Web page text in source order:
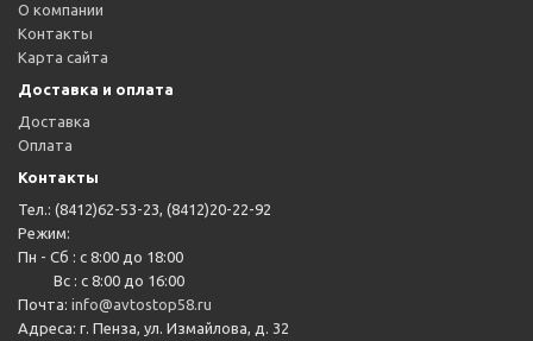
О компании
Контакты
Карта сайта
Доставка и оплата
Доставка
Оплата
Контакты
Тел.: (8412)62-53-23, (8412)20-22-92
Режим:
Пн - Сб : с 8:00 до 18:00
Вс : с 8:00 до 16:00
Почта: info@avtostop58.ru
Адреса: г. Пенза, ул. Измайлова, д. 32